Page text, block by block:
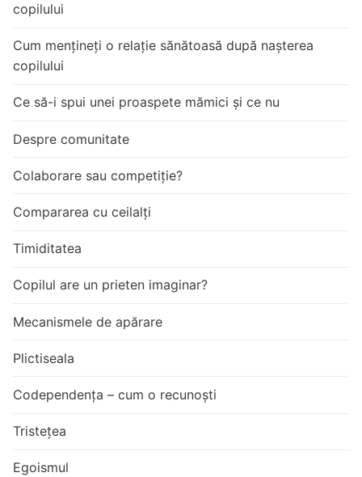
copilului
Cum mențineți o relație sănătoasă după nașterea
copilului
Ce să-i spui unei proaspete mămici și ce nu
Despre comunitate
Colaborare sau competiție?
Compararea cu ceilalți
Timiditatea
Copilul are un prieten imaginar?
Mecanismele de apărare
Plictiseala
Codependența – cum o recunoști
Tristețea
Egoismul